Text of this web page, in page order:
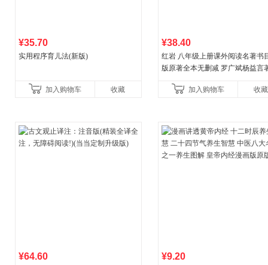
¥35.70
实用程序育儿法(新版)
加入购物车 收藏
¥38.40
红岩 八年级上册课外阅读名著书
版原著全本无删减 罗广斌杨益言
国青年出版社加入购物车 收藏
¥64.60 ¥9.20